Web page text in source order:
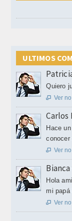
ULTIMOS
Quiero
 Ver
Carlos
Hace
conocer
 Ver
Hola
mi papá
 Ver